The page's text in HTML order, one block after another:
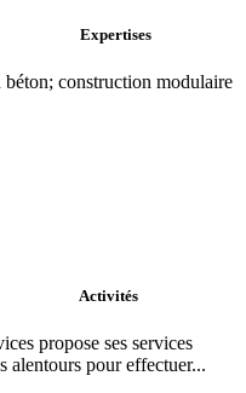
Expertises
construction modulaire
Activités
propose ses services
alentours pour effectuer...